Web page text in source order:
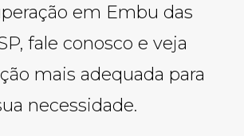
em Embu das
fale conosco e veja
mais adequada para
necessidade.